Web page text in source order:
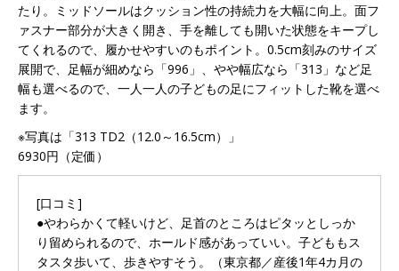
たり。ミッドソールはクッション性の持続力を大幅に向上。面フ
ァスナー部分が大きく開き、手を離しても開いた状態をキープし
てくれるので、履かせやすいのもポイント。0.5cm刻みのサイズ
展開で、足幅が細めなら「996」、やや幅広なら「313」など足
幅も選べるので、一人一人の子どもの足にフィットした靴を選べ
ます。
※写真は「313 TD2（12.0～16.5cm）」
6930円（定価）
[口コミ]
●やわらかくて軽いけど、足首のところはピタッとしっか
り留められるので、ホールド感があっていい。子どももス
タスタ歩いて、歩きやすそう。（東京都／産後1年4カ月の